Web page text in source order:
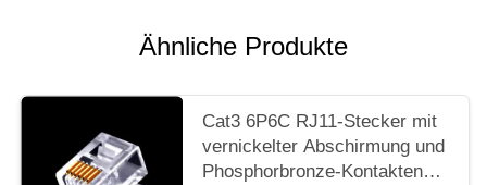
Ähnliche Produkte
Cat3 6P6C RJ11-Stecker mit
vernickelter Abschirmung und
Phosphorbronze-Kontakten